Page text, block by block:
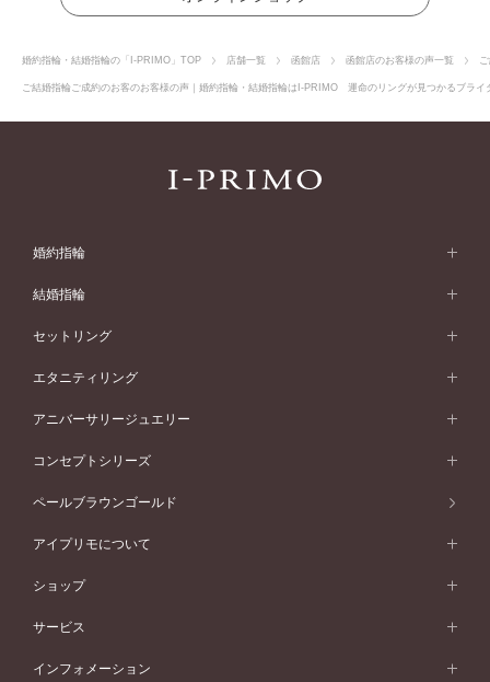
婚約指輪・結婚指輪の「I-PRIMO」TOP 店舗一覧 函館店 函館店のお客様の声一覧
ご結婚指輪ご成約のお客のお客様の声｜婚約指輪・結婚指輪はI-PRIMO 運命のリングが見つかるブラ
婚約指輪
婚約指輪 (エンゲージリング)
婚約指輪一覧
ピンクゴールド
ペールブラウンゴールド
ウェーブライン
V字ライン
ワンサイドメレ
ダブルサイドメレ
シンプル
フェミニン
モード
50万円台～
40万円台～
30万円台～
婚約指輪 人気ランキング
婚約ネックレス
ダイヤモンドシェイプコレクション
結婚指輪
結婚指輪 (マリッジリング)
結婚指輪一覧
ピンクゴールド
ペールブラウンゴールド
ウェーブライン
V字ライン
ワンメレ
セベラルメレ
シンプル
フェミニン
モード
50万円～
40万円～50万円
セットリング
セットリング
セットリング一覧
ピンクゴールド
ペールブラウンゴールド
エタニティリング
エタニティリング
エタニティリング一覧
ピンクゴールド
ペールブラウンゴールド
アニバーサリージュエリー
アニバーサリージュエリー
アニバーサリージュエリー一覧
ファッションリング
ブレスレット
コンセプトシリーズ
コンセプトシリーズ
オリジンビリーフ
エトワル
スワハ
ペールブラウンゴールド
アイプリモについて
アイプリモについて
パーソナルハンド診断
デザインへのこだわり
ショップ
店舗一覧
北海道
サービス
プロポーズサポート
インフォメーション